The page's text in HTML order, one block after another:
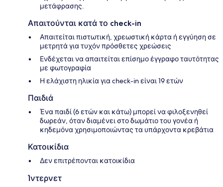
μετάφρασης.
Απαιτούνται κατά το check-in
Απαιτείται πιστωτική, χρεωστική κάρτα ή εγγύηση σε
μετρητά για τυχόν πρόσθετες χρεώσεις
Ενδέχεται να απαιτείται επίσημο έγγραφο ταυτότητας
με φωτογραφία
Η ελάχιστη ηλικία για check-in είναι 19 ετών
Παιδιά
Ένα παιδί (6 ετών και κάτω) μπορεί να φιλοξενηθεί
δωρεάν, όταν διαμένει στο δωμάτιο του γονέα ή
κηδεμόνα χρησιμοποιώντας τα υπάρχοντα κρεβάτια
Κατοικίδια
Δεν επιτρέπονται κατοικίδια
Ίντερνετ